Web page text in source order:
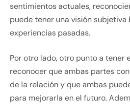
sentimientos actuales,
puede tener una visión subjetiva
experiencias pasadas.
Por otro lado, otro punto a tener
reconocer que ambas partes
de la relación y que ambas
para mejorarla en el futuro.